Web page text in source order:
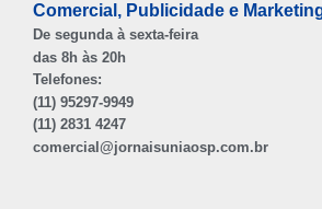
Comercial, Publicidade e
De segunda à sexta-feira
das 8h às 20h
Telefones:
(11) 95297-9949
(11) 2831 4247
comercial@jornaisuniaosp.com.br